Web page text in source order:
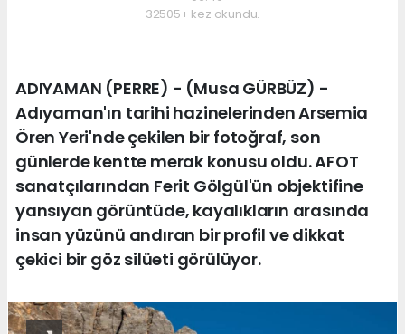
32505+ kez okundu.
ADIYAMAN (PERRE) - (Musa GÜRBÜZ) -
Adıyaman'ın tarihi hazinelerinden Arsemia
Ören Yeri'nde çekilen bir fotoğraf, son
günlerde kentte merak konusu oldu. AFOT
sanatçılarından Ferit Gölgül'ün objektifine
yansıyan görüntüde, kayalıkların arasında
insan yüzünü andıran bir profil ve dikkat
çekici bir göz silüeti görülüyor.